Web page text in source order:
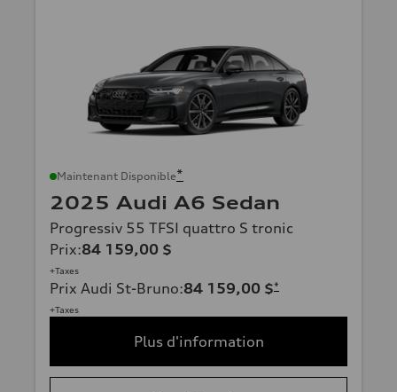
Maintenant Disponible*
2025 Audi A6 Sedan
Progressiv 55 TFSI quattro S tronic
Prix:84 159,00 $
+Taxes
Prix Audi St-Bruno:84 159,00 $*
+Taxes
Plus d'information